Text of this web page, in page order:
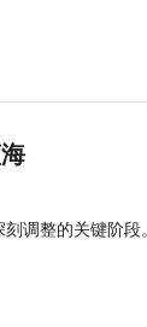
调整的关键阶